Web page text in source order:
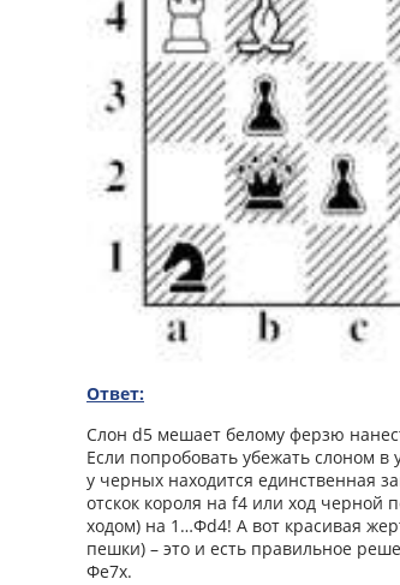
Ответ:
Слон d5 мешает белому ферзю
Если попробовать убежать слоном
у черных находится единственная
отскок короля на f4 или ход черной
ходом) на 1…Фd4! А вот красивая
пешки) – это и есть правильное
Фе7x.